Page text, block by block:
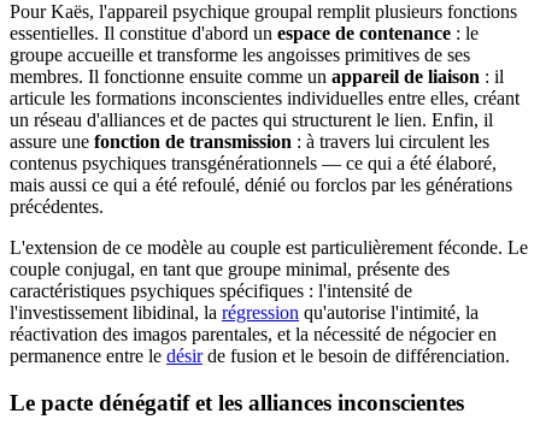
Pour Kaës, l'appareil psychique groupal remplit plusieurs fonctions
essentielles. Il constitue d'abord un espace de contenance : le
groupe accueille et transforme les angoisses primitives de ses
membres. Il fonctionne ensuite comme un appareil de liaison : il
articule les formations inconscientes individuelles entre elles, créant
un réseau d'alliances et de pactes qui structurent le lien. Enfin, il
assure une fonction de transmission : à travers lui circulent les
contenus psychiques transgénérationnels — ce qui a été élaboré,
mais aussi ce qui a été refoulé, dénié ou forclos par les générations
précédentes.
L'extension de ce modèle au couple est particulièrement féconde. Le
couple conjugal, en tant que groupe minimal, présente des
caractéristiques psychiques spécifiques : l'intensité de
l'investissement libidinal, la régression qu'autorise l'intimité, la
réactivation des imagos parentales, et la nécessité de négocier en
permanence entre le désirde fusion et le besoin de différenciation.
Le pacte dénégatif et les alliances inconscientes